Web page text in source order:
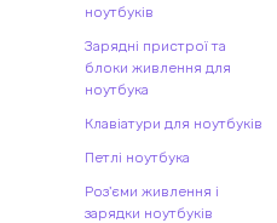
ноутбуків
Зарядні пристрої та
блоки живлення для
ноутбука
Клавіатури для ноутбуків
Петлі ноутбука
Роз'єми живлення і
зарядки ноутбуків